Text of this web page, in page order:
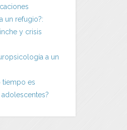
un refugio?:
y crisis
a un
tiempo es